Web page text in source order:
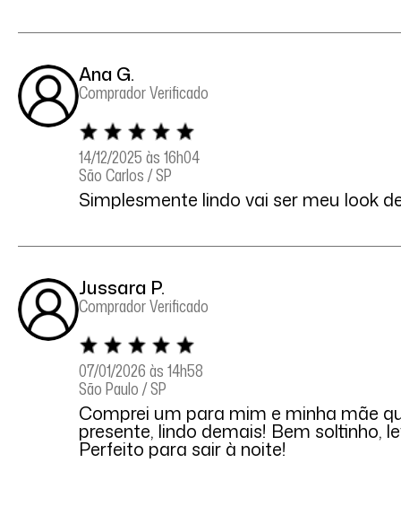
Ana G.
Comprador Verificado
14/12/2025 às 16h04
São Carlos / SP
Simplesmente lindo vai ser meu look
Jussara P.
Comprador Verificado
07/01/2026 às 14h58
São Paulo / SP
Comprei um para mim e minha mãe
presente, lindo demais! Bem soltinho,
Perfeito para sair à noite!